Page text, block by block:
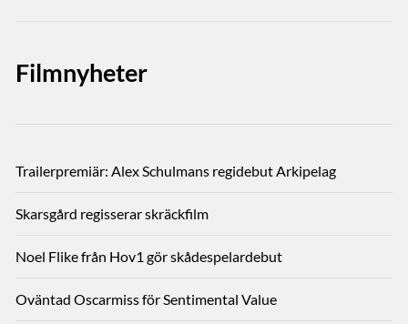
Filmnyheter
Trailerpremiär: Alex Schulmans regidebut Arkipelag
Skarsgård regisserar skräckfilm
Noel Flike från Hov1 gör skådespelardebut
Oväntad Oscarmiss för Sentimental Value